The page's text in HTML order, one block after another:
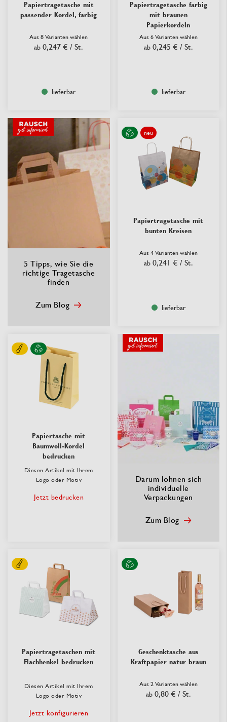
Papiertragetasche mit
passender Kordel, farbig
Aus 8 Varianten wählen
ab 0,247 € / St.
lieferbar
Papiertragetasche farbig
mit braunen
Papierkordeln
Aus 6 Varianten wählen
ab 0,245 € / St.
lieferbar
5 Tipps, wie Sie die
richtige Tragetasche
finden
Zum Blog
neu
Papiertragetasche mit
bunten Kreisen
Aus 4 Varianten wählen
ab 0,241 € / St.
lieferbar
Papiertasche mit
Baumwoll-Kordel
bedrucken
Diesen Artikel mit Ihrem
Logo oder Motiv
Jetzt bedrucken
Darum lohnen sich
individuelle
Verpackungen
Zum Blog
Papiertragetaschen mit
Flachhenkel bedrucken
Diesen Artikel mit Ihrem
Logo oder Motiv
Jetzt konfigurieren
Geschenktasche aus
Kraftpapier natur braun
Aus 2 Varianten wählen
ab 0,80 € / St.